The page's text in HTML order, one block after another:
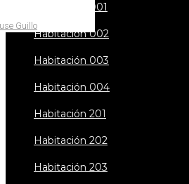
habitación 001
habitación 002
habitación 003
habitación 004
habitación 201
habitación 202
habitación 203
Guillo